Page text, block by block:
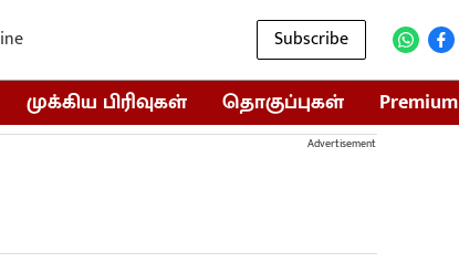
Subscribe
முக்கிய பிரிவுகள் தொகுப்புகள் Premium
Advertisement